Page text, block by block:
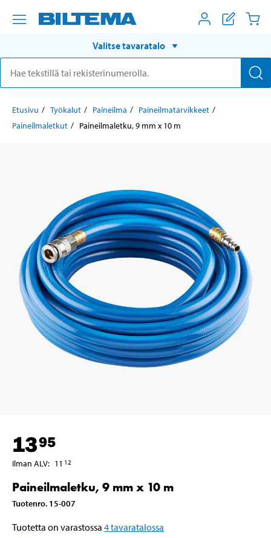
Valitse tavaratalo
Etusivu Työkalut Paineilma
Paineilmatarvikkeet
Paineilmaletkut
Paineilmaletku, 9 mm x 10 m
1395
Ilman ALV: 11 12
Paineilmaletku, 9 mm x 10 m
Tuotenro. 15-007
Tuotetta on varastossa 4tavaratalossa